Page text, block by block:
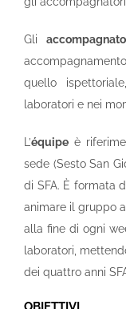
Gli
quello
laboratori e nei
L’équipe è
sede (Sesto San
di SFA. È formata
animare il gruppo
alla fine di ogni
laboratori,
dei quattro anni